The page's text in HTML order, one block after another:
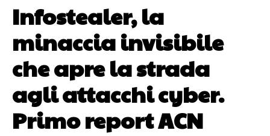
Infostealer, la
minaccia invisibile
che apre la strada
agli attacchi cyber.
Primo report ACN